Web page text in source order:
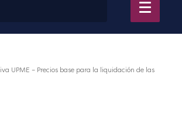
UPME – Precios base para la liquidación de las